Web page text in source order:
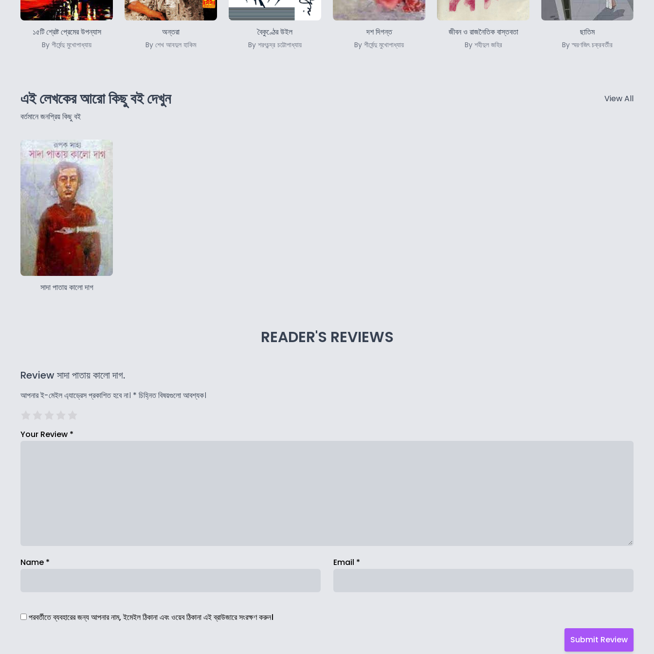
১৫টি শ্রেষ্ট প্রেমের উপন্যাস
By শীর্ষেন্দু মুখোপাধ্যায়
অন্তরা
By শেখ আবদুল হাকিম
বৈকুণ্ঠের উইল
By শরৎচন্দ্র চট্টোপাধ্যায়
দশ দিগন্ত
By শীর্ষেন্দু মুখোপাধ্যায়
জীবন ও রাজনৈতিক বাস্তবতা
By শহীদুল জহির
ছাতিম
By স্মরণজিৎ চক্রবর্তীর
এই লেখকের আরো কিছু বই দেখুন
বর্তমানে জনপ্রিয় কিছু বই
View All
সাদা পাতায় কালো দাগ
READER'S REVIEWS
Review সাদা পাতায় কালো দাগ.
আপনার ই-মেইল এ্যাড্রেস প্রকাশিত হবে না। * চিহ্নিত বিষয়গুলো আবশ্যক।
Your Review *
Name * Email *
পরবর্তীতে ব্যবহারের জন্য আপনার নাম, ইমেইল ঠিকানা এবং ওয়েব ঠিকানা এই ব্রাউজারে সংরক্ষণ করুন।